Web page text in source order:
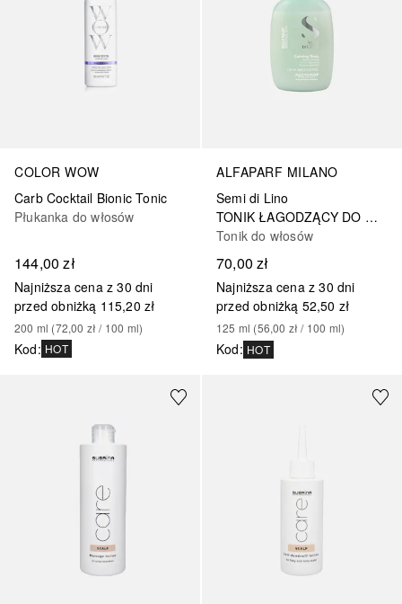
COLOR WOW
Carb Cocktail Bionic Tonic
Płukanka do włosów
144,00 zł
Najniższa cena z 30 dni
przed obniżką 115,20 zł
200 ml (72,00 zł / 100 ml)
Kod: HOT
ALFAPARF MILANO
Semi di Lino
TONIK ŁAGODZĄCY DO WRAŻLIWEJ SKÓRY GŁOWY
Tonik do włosów
70,00 zł
Najniższa cena z 30 dni
przed obniżką 52,50 zł
125 ml (56,00 zł / 100 ml)
Kod: HOT